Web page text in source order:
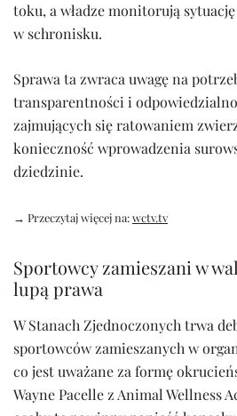
toku, a władze monitorują
w schronisku.
Sprawa ta zwraca uwagę na
transparentności i
zajmujących się ratowaniem
konieczność wprowadzenia
dziedzinie.
→ Przeczytaj więcej na:wctv.tv
Sportowcy zamieszani w
lupą prawa
W Stanach Zjednoczonych trwa
sportowców zamieszanych w
co jest uważane za formę
Wayne Pacelle z Animal Wellness